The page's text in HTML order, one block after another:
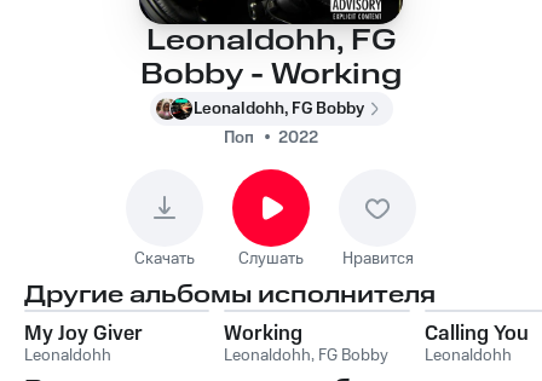
Leonaldohh, FG
Bobby - Working
Leonaldohh, FG Bobby
Поп
2022
Скачать Слушать Нравится
Другие альбомы исполнителя
My Joy Giver
Leonaldohh
Working
Leonaldohh, FG Bobby
Calling You
Leonaldohh